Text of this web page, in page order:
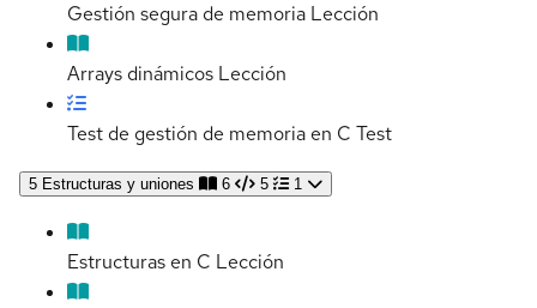
Gestión segura de memoria Lección
Arrays dinámicos Lección
Test de gestión de memoria en C Test
5 Estructuras y uniones 6 5 1
Estructuras en C Lección